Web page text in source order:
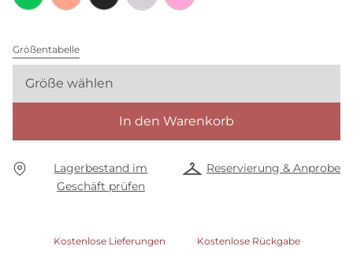
Größentabelle
Größe wählen
In den Warenkorb
Lagerbestand im
Geschäft prüfen
Reservierung & Anprobe
Kostenlose Lieferungen Kostenlose Rückgabe